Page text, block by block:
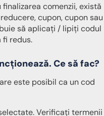
comenzii, există
cupon, cupon sau
să aplicați / lipiți codul
fi redus.
Ce să fac?
este posibil ca un cod
Verificați termenii